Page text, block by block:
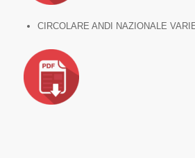
CIRCOLARE ANDI NAZIONALE